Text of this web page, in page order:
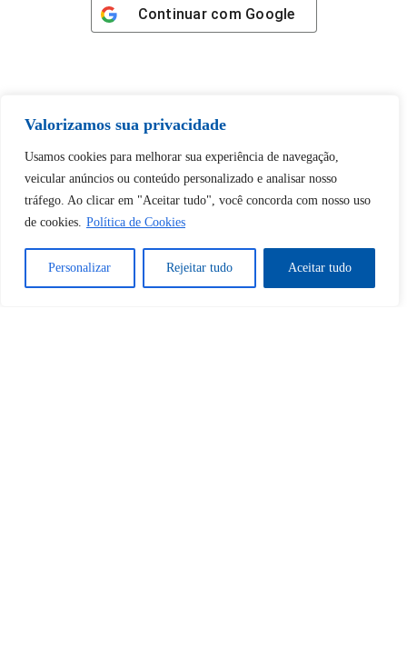
Valorizamos sua privacidade
Usamos cookies para melhorar sua experiência de navegação,
veicular anúncios ou conteúdo personalizado e analisar nosso
tráfego. Ao clicar em "Aceitar tudo", você concorda com nosso uso
de cookies. Política de Cookies
Personalizar Rejeitar tudo Aceitar tudo
Continuar com Google
Tem certeza de que deseja
desbloquear esta publicação?
Desbloquear esquerda : 0
Sim Não